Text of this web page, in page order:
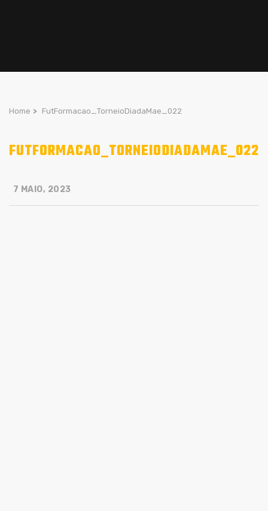
Home > FutFormacao_TorneioDiadaMae_022
FUTFORMACAO_TORNEIODIADAMAE_022
7 MAIO, 2023